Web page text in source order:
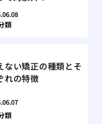
類
ない矯正の種類とそ
れの特徴
類